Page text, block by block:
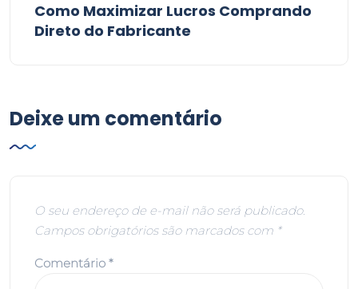
Como Maximizar Lucros Comprando
Direto do Fabricante
Deixe um comentário
O seu endereço de e-mail não será publicado.
Campos obrigatórios são marcados com *
Comentário *